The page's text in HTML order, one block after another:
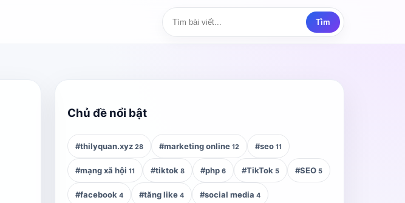
Tìm
Chủ đề nổi bật
#thilyquan.xyz28 #marketing online12 #seo11
#mạng xã hội11 #tiktok8 #php6 #TikTok5 #SEO5
#facebook4 #tăng like4 #social media4